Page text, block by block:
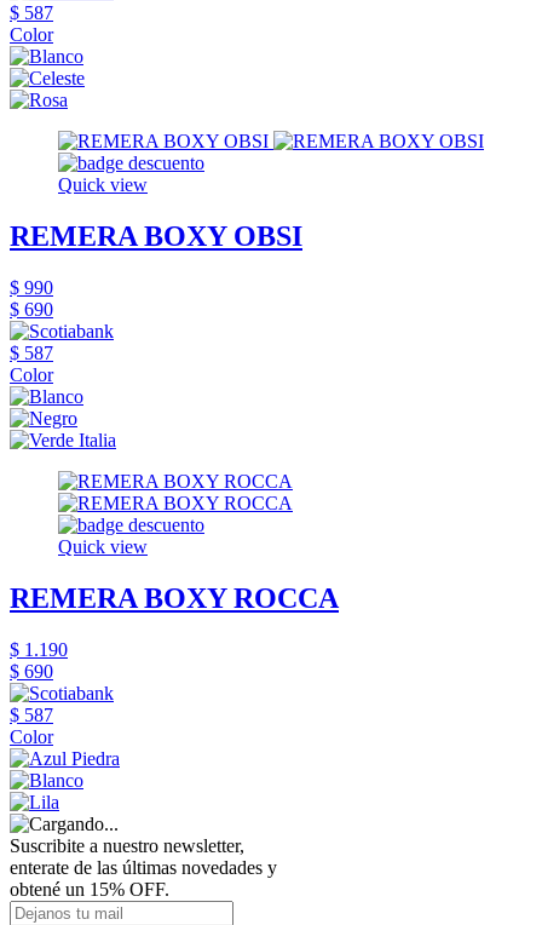
$ 587
Color
Quick view
REMERA BOXY OBSI
$ 990
$ 690
$ 587
Color
Quick view
REMERA BOXY ROCCA
$ 1.190
$ 690
$ 587
Color
Suscribite a nuestro newsletter,
enterate de las últimas novedades y
obtené un 15% OFF.